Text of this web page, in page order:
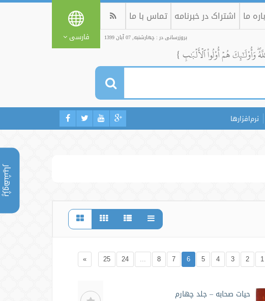
پژوهشیار
ما اشتراک در خبرنامه تماس با ما
بروزرسانی در : چهارشنبه, 07 آبان 1399 فارسی
وَأُوْلَٰٓئِكَ هُمۡ أُوْلُواْ ٱلۡأَلۡبَٰبِ }
نرم‌افزارها
1
2
3
4
5
6
7
8
...
24
25
»
حیات صحابه – جلد چهارم